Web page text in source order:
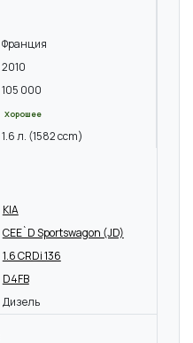
Франция
2010
105 000
Хорошее
1.6 л. (1582 ccm)
KIA
CEE`D Sportswagon (JD)
1.6 CRDi 136
D4FB
Дизель